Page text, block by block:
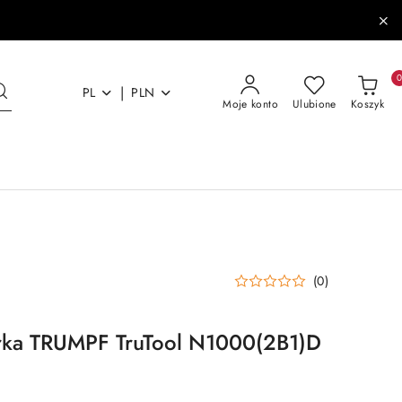
PL | PLN
Moje konto Ulubione Koszyk
0
(0)
TRUMPF TruTool N1000(2B1)D